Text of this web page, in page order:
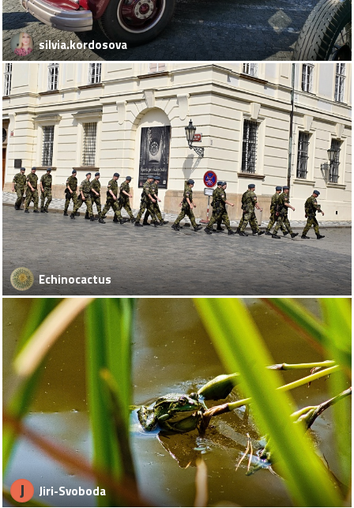
silvia.kordosova
Echinocactus
J Jiri-Svoboda